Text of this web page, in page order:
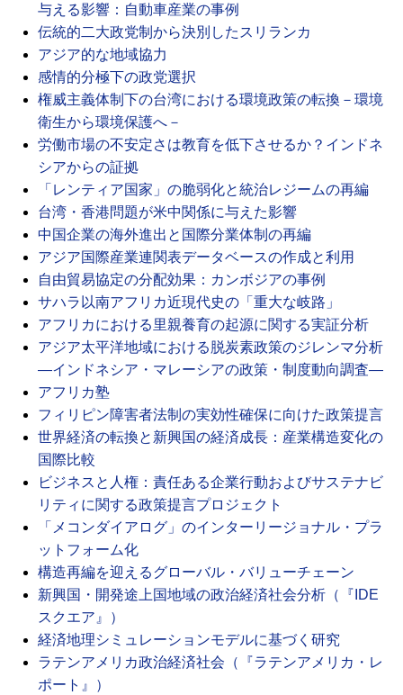
与える影響：自動車産業の事例
伝統的二大政党制から決別したスリランカ
アジア的な地域協力
感情的分極下の政党選択
権威主義体制下の台湾における環境政策の転換－環境
衛生から環境保護へ－
労働市場の不安定さは教育を低下させるか？インドネ
シアからの証拠
「レンティア国家」の脆弱化と統治レジームの再編
台湾・香港問題が米中関係に与えた影響
中国企業の海外進出と国際分業体制の再編
アジア国際産業連関表データベースの作成と利用
自由貿易協定の分配効果：カンボジアの事例
サハラ以南アフリカ近現代史の「重大な岐路」
アフリカにおける里親養育の起源に関する実証分析
アジア太平洋地域における脱炭素政策のジレンマ分析
―インドネシア・マレーシアの政策・制度動向調査―
アフリカ塾
フィリピン障害者法制の実効性確保に向けた政策提言
世界経済の転換と新興国の経済成長：産業構造変化の
国際比較
ビジネスと人権：責任ある企業行動およびサステナビ
リティに関する政策提言プロジェクト
「メコンダイアログ」のインターリージョナル・プラ
ットフォーム化
構造再編を迎えるグローバル・バリューチェーン
新興国・開発途上国地域の政治経済社会分析（『IDE
スクエア』）
経済地理シミュレーションモデルに基づく研究
ラテンアメリカ政治経済社会（『ラテンアメリカ・レ
ポート』）